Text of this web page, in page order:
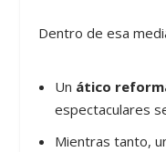
Dentro de esa
Un ático
espectaculares
Mientras tanto,